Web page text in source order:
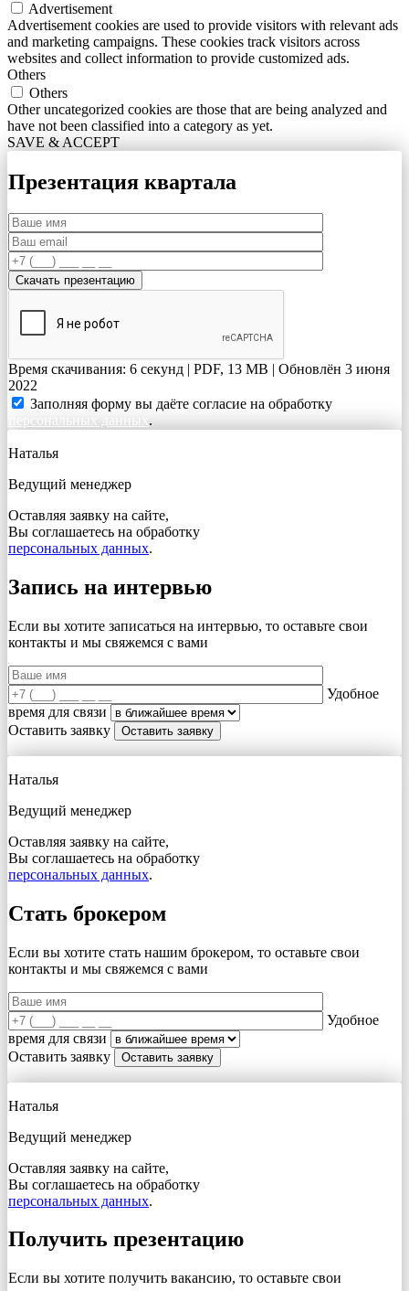
Advertisement
Advertisement cookies are used to provide visitors with relevant ads
and marketing campaigns. These cookies track visitors across
websites and collect information to provide customized ads.
Others
Others
Other uncategorized cookies are those that are being analyzed and
have not been classified into a category as yet.
SAVE & ACCEPT
Презентация квартала
Время скачивания: 6 секунд | PDF, 13 MB | Обновлён 3 июня
2022
Заполняя форму вы даёте согласие на обработку
персональных данных .
Наталья
Ведущий менеджер
Оставляя заявку на сайте,
Вы соглашаетесь на обработку
персональных данных.
Запись на интервью
Если вы хотите записаться на интервью, то оставьте свои
контакты и мы свяжемся с вами
Удобное
время для связи
Оставить заявку
Наталья
Ведущий менеджер
Оставляя заявку на сайте,
Вы соглашаетесь на обработку
персональных данных.
Стать брокером
Если вы хотите стать нашим брокером, то оставьте свои
контакты и мы свяжемся с вами
Удобное
время для связи
Оставить заявку
Наталья
Ведущий менеджер
Оставляя заявку на сайте,
Вы соглашаетесь на обработку
персональных данных.
Получить презентацию
Если вы хотите получить вакансию, то оставьте свои